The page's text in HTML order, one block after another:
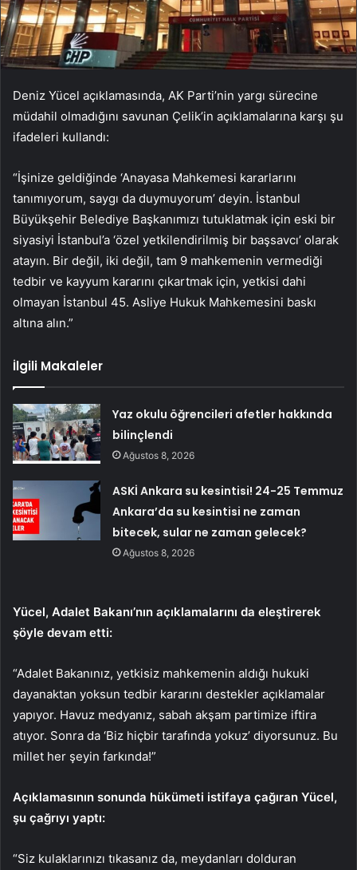
Deniz Yücel açıklamasında, AK Parti’nin yargı sürecine
müdahil olmadığını savunan Çelik’in açıklamalarına karşı şu
ifadeleri kullandı:
“İşinize geldiğinde ‘Anayasa Mahkemesi kararlarını
tanımıyorum, saygı da duymuyorum’ deyin. İstanbul
Büyükşehir Belediye Başkanımızı tutuklatmak için eski bir
siyasiyi İstanbul’a ‘özel yetkilendirilmiş bir başsavcı’ olarak
atayın. Bir değil, iki değil, tam 9 mahkemenin vermediği
tedbir ve kayyum kararını çıkartmak için, yetkisi dahi
olmayan İstanbul 45. Asliye Hukuk Mahkemesini baskı
altına alın.”
İlgili Makaleler
Yaz okulu öğrencileri afetler hakkında
bilinçlendi
Ağustos 8, 2026
ASKİ Ankara su kesintisi! 24-25 Temmuz
Ankara’da su kesintisi ne zaman
bitecek, sular ne zaman gelecek?
Ağustos 8, 2026
Yücel, Adalet Bakanı’nın açıklamalarını da eleştirerek
şöyle devam etti:
“Adalet Bakanınız, yetkisiz mahkemenin aldığı hukuki
dayanaktan yoksun tedbir kararını destekler açıklamalar
yapıyor. Havuz medyanız, sabah akşam partimize iftira
atıyor. Sonra da ‘Biz hiçbir tarafında yokuz’ diyorsunuz. Bu
millet her şeyin farkında!”
Açıklamasının sonunda hükümeti istifaya çağıran Yücel,
şu çağrıyı yaptı:
“Siz kulaklarınızı tıkasanız da, meydanları dolduran